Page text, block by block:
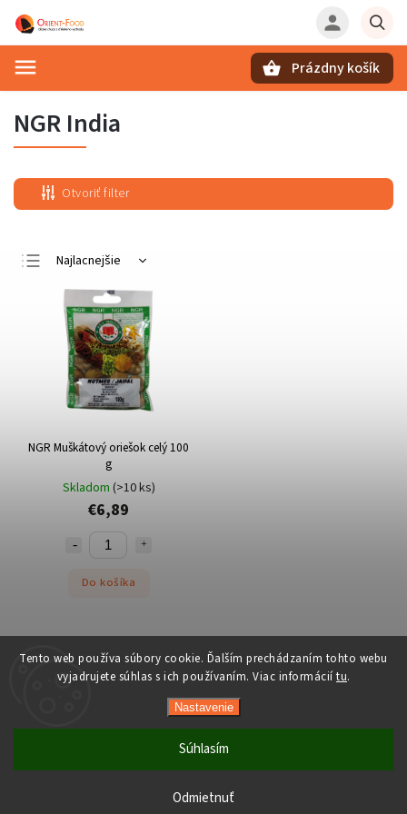
Tento web používa súbory cookie. Ďalším prechádzaním tohto webu
vyjadrujete súhlas s ich používaním. Viac informácií tu.
Nastavenie
Odmietnuť
Súhlasím
Počas horúcich dní neodporúčame doručenie do ParcelBoxov.
Produkty citlivé na vysoké teploty nemusia byť pri prevzatí v
Prázdny košík
NGR India
Otvoriť filter
Najlacnejšie
Najdrahšie
Najpredávanejšie
Abecedne
NGR Muškátový oriešok celý 100
g
Skladom (>10 ks)
€6,89
Do košíka
Orient-Food.sk. Všetky práva vyhradené.
Upraviť nastavenie cookies
Shoptet | Design